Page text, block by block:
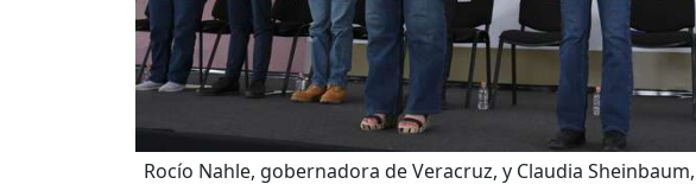
Rocío Nahle, gobernadora de Veracruz, y Claudia